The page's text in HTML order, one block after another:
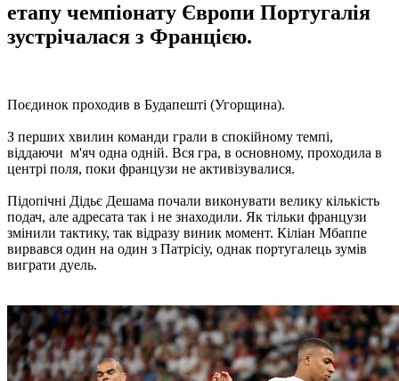
етапу чемпіонату Європи Португалія
зустрічалася з Францією.
Поєдинок проходив в Будапешті (Угорщина).
З перших хвилин команди грали в спокійному темпі,
віддаючи м'яч одна одній. Вся гра, в основному, проходила в
центрі поля, поки французи не активізувалися.
Підопічні Дідьє Дешама почали виконувати велику кількість
подач, але адресата так і не знаходили. Як тільки французи
змінили тактику, так відразу виник момент. Кіліан Мбаппе
вирвався один на один з Патрісіу, однак португалець зумів
виграти дуель.